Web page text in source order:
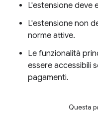
L'estensione deve
L'estensione non
norme attive.
Le funzionalità
essere accessibili
pagamenti.
Questa